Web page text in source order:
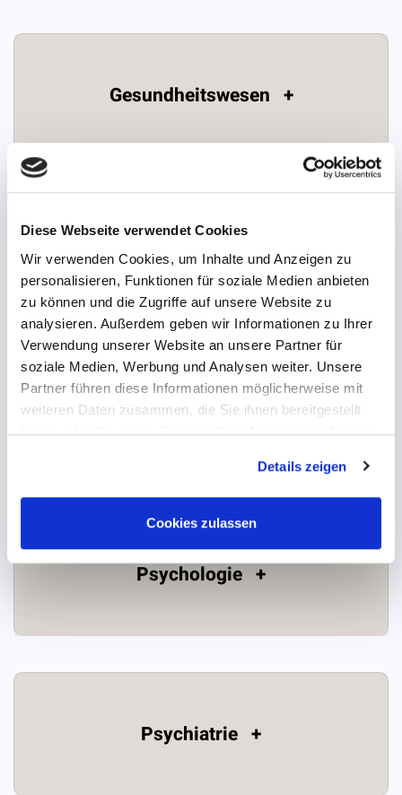
Diese Webseite verwendet Cookies
Wir verwenden Cookies, um Inhalte und Anzeigen zu
personalisieren, Funktionen für soziale Medien anbieten
zu können und die Zugriffe auf unsere Website zu
analysieren. Außerdem geben wir Informationen zu Ihrer
Verwendung unserer Website an unsere Partner für
soziale Medien, Werbung und Analysen weiter. Unsere
Partner führen diese Informationen möglicherweise mit
weiteren Daten zusammen, die Sie ihnen bereitgestellt
haben oder die sie im Rahmen Ihrer Nutzung der Dienste
Details zeigen
Cookies zulassen
Gesundheitswesen +
Sozialwesen +
Bildungswesen +
Psychologie +
Psychiatrie +